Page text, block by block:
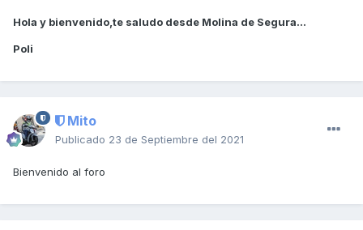
Hola y bienvenido,te saludo desde Molina de Segura...
Poli
Mito
Publicado 23 de Septiembre del 2021
Bienvenido al foro